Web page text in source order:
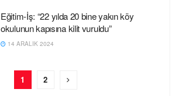
Eğitim-İş: “22 yılda 20 bine yakın köy
okulunun kapısına kilit vuruldu”
14 ARALIK 2024
1 2